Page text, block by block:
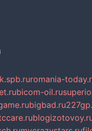
romania-
bicom-oil.ru
bigbad.ru